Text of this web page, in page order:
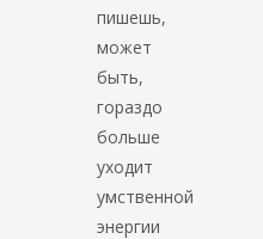
пишешь,
может
быть,
гораздо
больше
уходит
умственной
энергии